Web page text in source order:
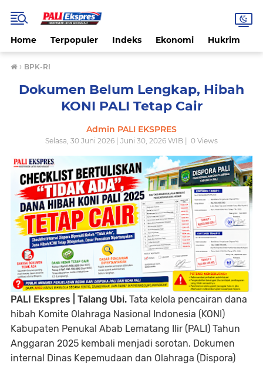
Home Terpopuler Indeks Ekonomi Hukrim
› BPK-RI
Dokumen Belum Lengkap, Hibah
KONI PALI Tetap Cair
Admin PALI EKSPRES
Selasa, 30 Juni 2026 | Juni 30, 2026 WIB | 0 Views
PALI Ekspres | Talang Ubi. Tata kelola pencairan dana
hibah Komite Olahraga Nasional Indonesia (KONI)
Kabupaten Penukal Abab Lematang Ilir (PALI) Tahun
Anggaran 2025 kembali menjadi sorotan. Dokumen
internal Dinas Kepemudaan dan Olahraga (Dispora)